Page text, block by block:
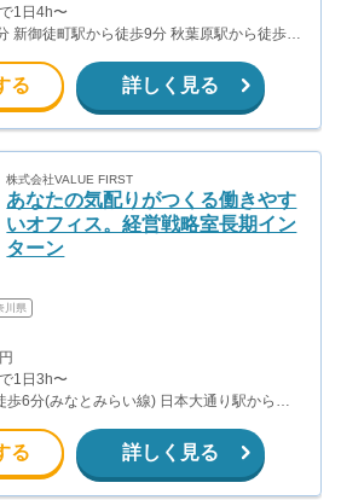
1日4h〜
新御徒町駅から徒歩9分 秋葉原駅から徒歩
る 詳しく見る
株式会社VALUE FIRST
あなたの気配りがつくる働きやす
いオフィス。経営戦略室長期イン
ターン
川県
1日3h〜
6分(みなとみらい線) 日本大通り駅から徒
る 詳しく見る